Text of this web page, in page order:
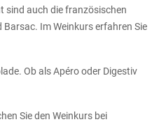
sind auch die französischen
Im Weinkurs erfahren Sie
Ob als Apéro oder Digestiv
Sie den Weinkurs bei